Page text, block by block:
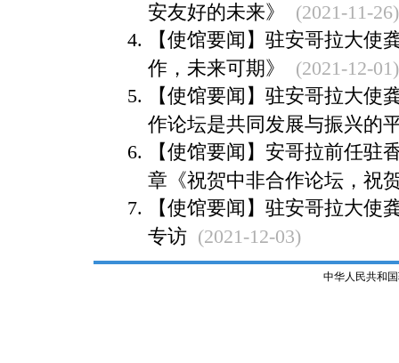
安友好的未来》
(2021-11-26)
【使馆要闻】驻安哥拉大
作，未来可期》
(2021-12-01)
【使馆要闻】驻安哥拉大
作论坛是共同发展与振兴的
【使馆要闻】安哥拉前任
章《祝贺中非合作论坛，祝
【使馆要闻】驻安哥拉大
专访 (2021-12-03)
中华人民共和